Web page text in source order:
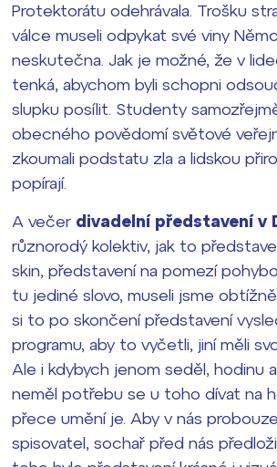
Protektorátu odehrávala. Trošku
válce museli odpykat své viny
neskutečna. Jak je možné, že v
tenká, abychom byli schopni
slupku posílit. Studenty
obecného povědomí světové
zkoumali podstatu zla a lidskou
popírají.
A večer divadelní představení v
různorodý kolektiv, jak to
skin, představení na pomezí
tu jediné slovo, museli jsme
si to po skončení představení
programu, aby to vyčetli, jiní měli
Ale i kdybych jenom seděl, hodinu
neměl potřebu se u toho dívat na
přece umění je. Aby v nás
spisovatel, sochař před nás
Lidé často hledají
Proč se stát žákem ZŠ ČAG
Proč se stát studentem Gymnázia
Kontakt